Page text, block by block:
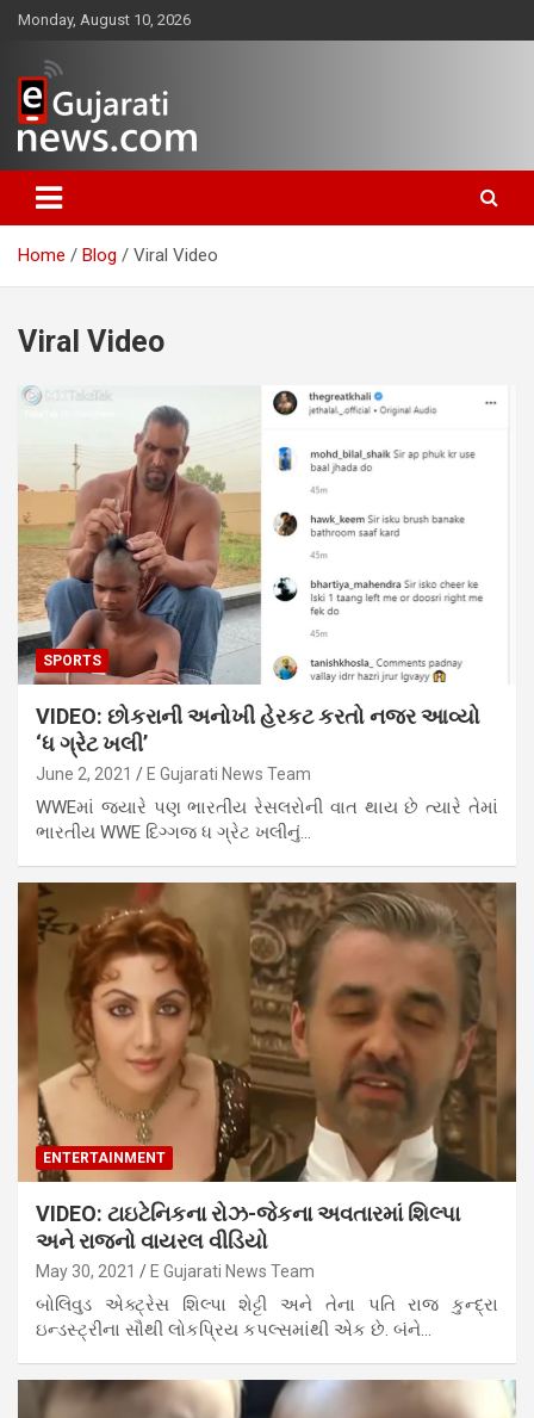
Skip
content
Monday, August 10, 2026
ગુજરાત તેમજ દેશ-વિદેશના ગુજરાતી
સમાચાર માટેનું વિશ્વસનીય ગુજરાતી
ન્યૂઝ પોર્ટલ
Home Blog Viral Video
Viral Video
SPORTS
VIDEO: છોકરાની અનોખી હેરકટ કરતો નજર આવ્યો
‘ધ ગ્રેટ ખલી’
June 2, 2021 E Gujarati News Team
WWEમાં જ્યારે પણ ભારતીય રેસલરોની વાત થાય છે ત્યારે તેમાં
ભારતીય WWE દિગ્ગજ ધ ગ્રેટ ખલીનું…
ENTERTAINMENT
VIDEO: ટાઇટેનિકના રોઝ-જેકના અવતારમાં શિલ્પા
અને રાજનો વાયરલ વીડિયો
May 30, 2021 E Gujarati News Team
બોલિવુડ એક્ટ્રેસ શિલ્પા શેટ્ટી અને તેના પતિ રાજ કુન્દ્રા
ઇન્ડસ્ટ્રીના સૌથી લોકપ્રિય કપલ્સમાંથી એક છે. બંને…